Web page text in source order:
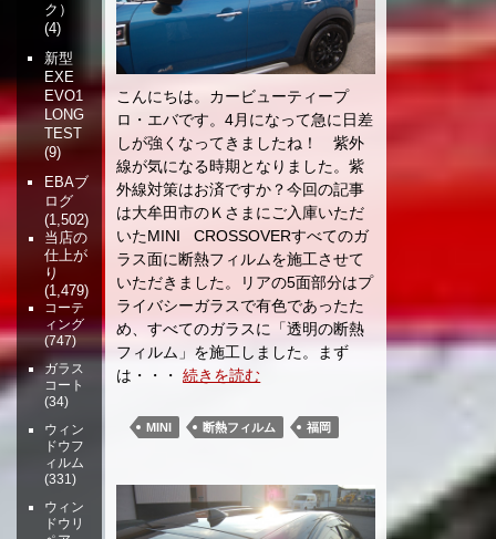
こんにちは。カービューティープ
ロ・エバです。4月になって急に日差
しが強くなってきましたね！ 紫外
線が気になる時期となりました。紫
外線対策はお済ですか？今回の記事
は大牟田市のＫさまにご入庫いただ
いたMINI CROSSOVERすべてのガ
ラス面に断熱フィルムを施工させて
いただきました。リアの5面部分はプ
ライバシーガラスで有色であったた
め、すべてのガラスに「透明の断熱
フィルム」を施工しました。まず
は・・・続きを読む
MINI 断熱フィルム 福岡
ク）
(4)
新型
EXE
EVO1
LONG
TEST
(9)
EBAブ
ログ
(1,502)
当店の
仕上が
り
(1,479)
コーテ
ィング
(747)
ガラス
コート
(34)
ウィン
ドウフ
ィルム
(331)
ウィン
ドウリ